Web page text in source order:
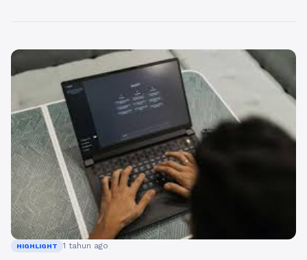
HIGHLIGHT 1 tahun ago